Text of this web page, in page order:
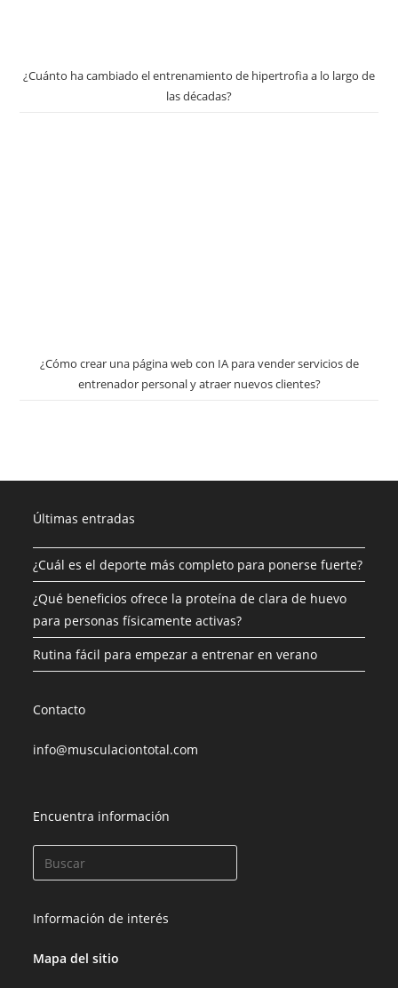
¿Cuánto ha cambiado el entrenamiento de hipertrofia a lo largo de
las décadas?
¿Cómo crear una página web con IA para vender servicios de
entrenador personal y atraer nuevos clientes?
Últimas entradas
¿Cuál es el deporte más completo para ponerse fuerte?
¿Qué beneficios ofrece la proteína de clara de huevo
para personas físicamente activas?
Rutina fácil para empezar a entrenar en verano
Contacto
info@musculaciontotal.com
Encuentra información
Información de interés
Mapa del sitio